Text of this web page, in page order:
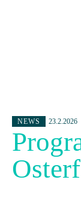
NEWS 23.2.2026